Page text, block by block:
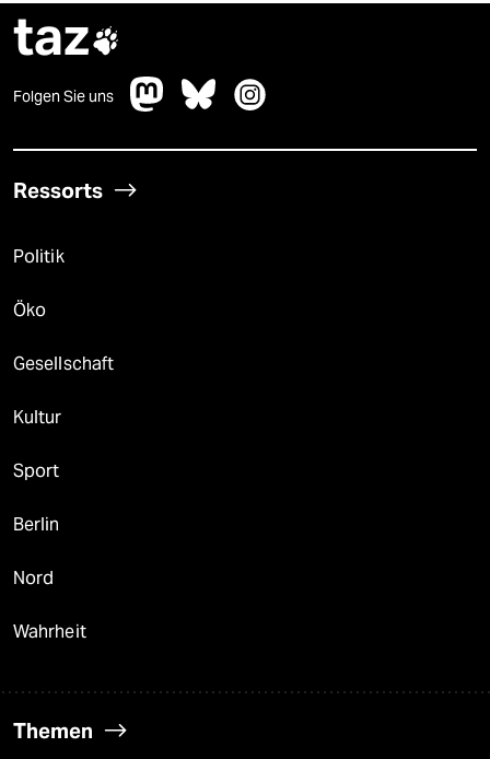
taz
Folgen Sie uns
Ressorts
Politik
Öko
Gesellschaft
Kultur
Sport
Berlin
Nord
Wahrheit
Themen